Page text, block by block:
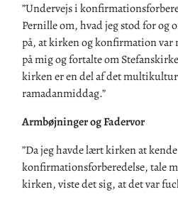
”Undervejs i
Pernille om, hvad jeg stod for og
på, at kirken og konfirmation
på mig og fortalte om
kirken er en del af det
ramadanmiddag.”
Armbøjninger og Fadervor
”Da jeg havde lært kirken at
konfirmationsforberedelse, tale
kirken, viste det sig, at det var